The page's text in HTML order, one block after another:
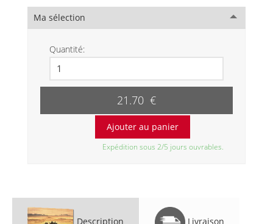
Ma sélection
Quantité:
21.70 €
Expédition sous 2/5 jours ouvrables.
Description Livraison